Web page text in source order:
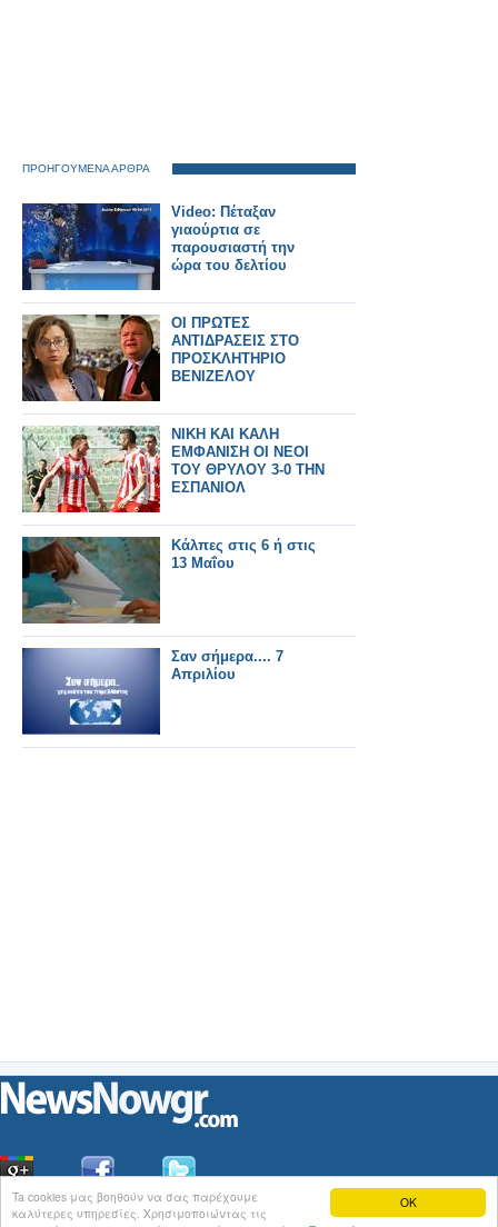
OK
Ta cookies μας βοηθούν να σας παρέχουμε
καλύτερες υπηρεσίες. Χρησιμοποιώντας τις
ΠΡΟΗΓΟΥΜΕΝΑ ΑΡΘΡΑ
Video: Πέταξαν
γιαούρτια σε
παρουσιαστή την
ώρα του δελτίου
ΟΙ ΠΡΩΤΕΣ
ΑΝΤΙΔΡΑΣΕΙΣ ΣΤΟ
ΠΡΟΣΚΛΗΤΗΡΙΟ
ΒΕΝΙΖΕΛΟΥ
ΝΙΚΗ ΚΑΙ ΚΑΛΗ
ΕΜΦΑΝΙΣΗ ΟΙ ΝΕΟΙ
ΤΟΥ ΘΡΥΛΟΥ 3-0 ΤΗΝ
ΕΣΠΑΝΙΟΛ
Κάλπες στις 6 ή στις
13 Μαΐου
Σαν σήμερα.... 7
Απριλίου